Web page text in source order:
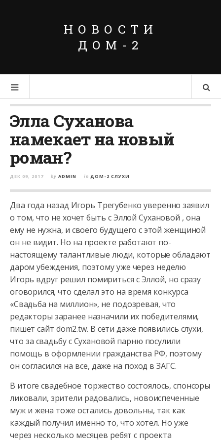
НОВОСТИ
ДОМ-2
Элла Суханова
намекает на новый
роман?
ДЕК 09, 2017 by ADMIN in ДОМ-2 СЛУХИ
Два года назад Игорь Трегубенко уверенно заявил
о том, что не хочет быть с Эллой Сухановой , она
ему не нужна, и своего будущего с этой женщиной
он не видит. Но на проекте работают по-
настоящемуталантливые люди, которые обладают
даром убеждения, поэтому уже через неделю
Игорь вдруг решил помириться с Эллой, но сразу
оговорился, что сделал это на время конкурса
«Свадьба на миллион», не подозревая, что
редакторы заранее назначили их победителями,
пишет сайт dom2.tw. В сети даже появились слухи,
что за свадьбу с Сухановой парню посулили
помощь в оформлении гражданства РФ, поэтому
он согласился на все, даже на поход в ЗАГС.
В итоге свадебное торжество состоялось, спонсоры
ликовали, зрители радовались, новоиспеченные
муж и жена тоже остались довольны, так как
каждый получил именно то, что хотел. Но уже
через несколько месяцев ребят с проекта